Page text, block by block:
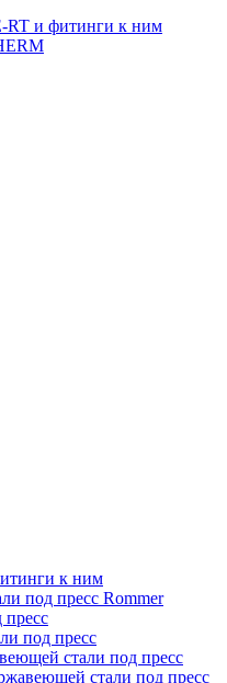
RT и фитинги к ним
к ним
под пресс Rommer
под пресс
стали под пресс
стали под пресс